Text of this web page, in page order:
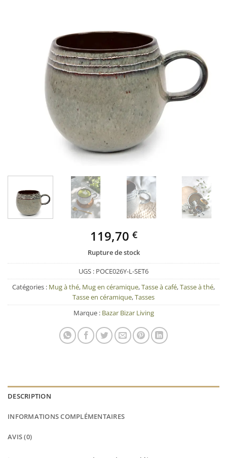
119,70 €
Rupture de stock
UGS : POCE026Y-L-SET6
Catégories : Mug à thé, Mug en céramique,Tasse à café,Tasse à thé,
Tasse en céramique,Tasses
Marque : Bazar Bizar Living
DESCRIPTION
INFORMATIONS COMPLÉMENTAIRES
AVIS (0)